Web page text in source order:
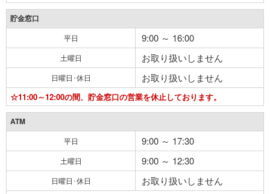
貯金窓口
平日 9:00 ～ 16:00
土曜日 お取り扱いしません
日曜日･休日 お取り扱いしません
☆11:00～12:00の間、貯金窓口の営業を休止しております。
ATM
平日 9:00 ～ 17:30
土曜日 9:00 ～ 12:30
日曜日･休日 お取り扱いしません